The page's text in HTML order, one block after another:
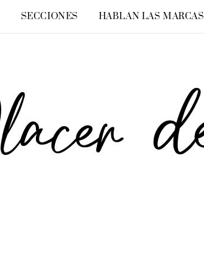
SECCIONES HABLAN LAS MARCAS